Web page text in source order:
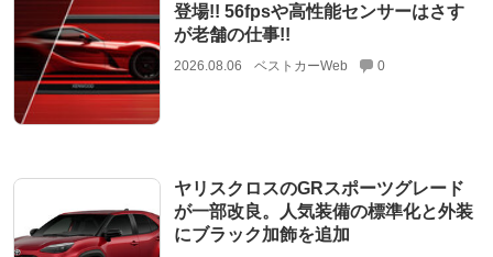
登場!! 56fpsや高性能センサーはさす
が老舗の仕事!!
2026.08.06 ベストカーWeb 0
ヤリスクロスのGRスポーツグレード
が一部改良。人気装備の標準化と外装
にブラック加飾を追加